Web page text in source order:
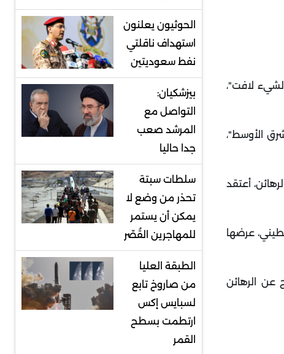
لشيء لافت"،
الأوسط"،
أعتقد
الفلسطيني، عرضها
عن الرهائن
الحوثيون يعلنون
استهداف ناقلتي
نفط سعوديتين
بيزشكيان:
التواصل مع
المرشد صعب
جدا حاليا
سلطات سبتة
تحذر من وضع لا
يمكن أن يستمر
للمهاجرين القُصّر
الطبقة العليا
من صاروخ تابع
لسبايس إكس
ارتطمت بسطح
القمر